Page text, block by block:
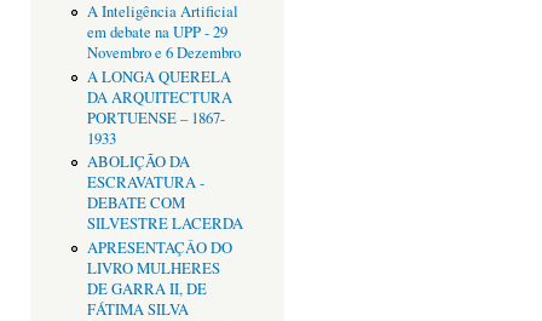
A Inteligência Artificial
em debate na UPP - 29
Novembro e 6 Dezembro
A LONGA QUERELA
DA ARQUITECTURA
PORTUENSE – 1867-
1933
ABOLIÇÃO DA
ESCRAVATURA -
DEBATE COM
SILVESTRE LACERDA
APRESENTAÇÂO DO
LIVRO MULHERES
DE GARRA II, DE
FÁTIMA SILVA